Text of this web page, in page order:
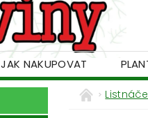
JAK NAKUPOVAT